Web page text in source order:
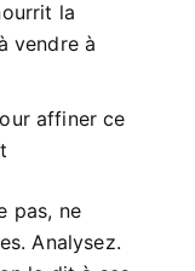
la
vendre à
affiner ce
pas, ne
Analysez.